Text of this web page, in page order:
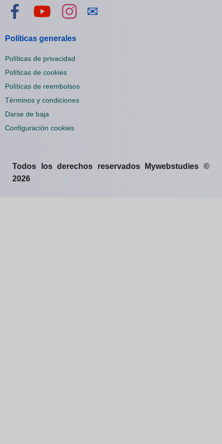
Visítanos en Facebook
Visítanos en YouTube
Visítanos en Instagram
✉
Políticas generales
Políticas de privacidad
Políticas de cookies
Políticas de reembolsos
Términos y condiciones
Darse de baja
Configuración cookies
Todos los derechos reservados Mywebstudies ©
2026